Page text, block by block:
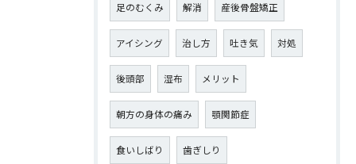
足のむくみ 解消 産後骨盤矯正
アイシング 治し方 吐き気 対処
後頭部 湿布 メリット
朝方の身体の痛み 顎関節症
食いしばり 歯ぎしり